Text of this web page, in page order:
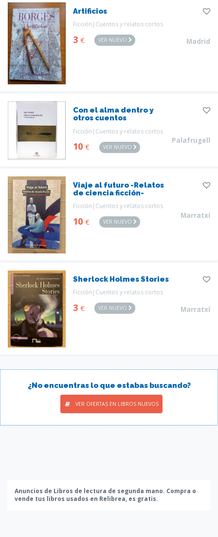
Artificios
Ficción|Cuentos y relatos cortos
3 € VER NUEVO Madrid
Con el alma dentro y
otros cuentos
Ficción|Cuentos y relatos cortos
10 € VER NUEVO
Palafrugell
Viaje al futuro -Relatos
de ciencia ficción-
Ficción|Cuentos y relatos cortos
10 € VER NUEVO
Marratxí
Sherlock Holmes Stories
Ficción|Cuentos y relatos cortos
3 € VER NUEVO Marratxí
¿No encuentras lo que estabas buscando?
VER OFERTAS EN LIBROS NUEVOS
Anuncios de Libros de lectura de segunda mano. Compra o
vende tus libros usados en Relibrea, es gratis.